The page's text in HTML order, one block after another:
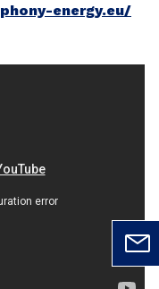
energy.eu/